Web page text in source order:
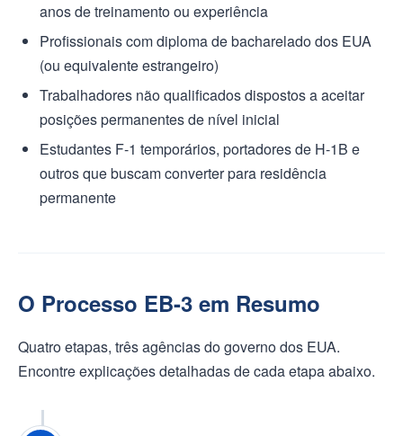
anos de treinamento ou experiência
Profissionais com diploma de bacharelado dos EUA
(ou equivalente estrangeiro)
Trabalhadores não qualificados dispostos a aceitar
posições permanentes de nível inicial
Estudantes F-1 temporários, portadores de H-1B e
outros que buscam converter para residência
permanente
O Processo EB-3 em Resumo
Quatro etapas, três agências do governo dos EUA.
Encontre explicações detalhadas de cada etapa abaixo.